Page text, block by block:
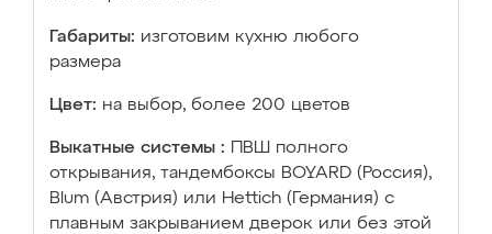
Габариты: изготовим кухню любого
размера
Цвет: на выбор, более 200 цветов
Выкатные системы :
ПВШ полного
открывания, тандембоксы BOYARD (Россия),
Blum (Австрия) или Hettich (Германия) с
плавным закрыванием дверок или без этой